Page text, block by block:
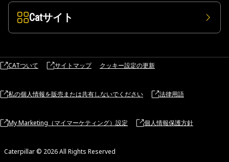
Catサイト
CATついて サイトマップ クッキー設定の更新
私の個人情報を販売または共有しないでください 法律用語
My Marketing（マイマーケティング）設定 個人情報保護方針
Caterpillar © 2026 All Rights Reserved